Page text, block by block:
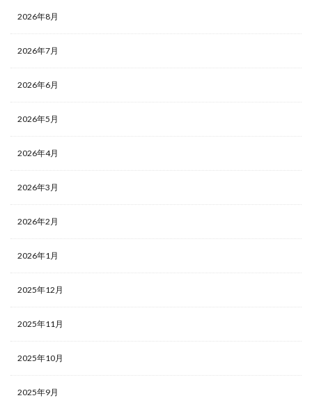
2026年8月
2026年7月
2026年6月
2026年5月
2026年4月
2026年3月
2026年2月
2026年1月
2025年12月
2025年11月
2025年10月
2025年9月